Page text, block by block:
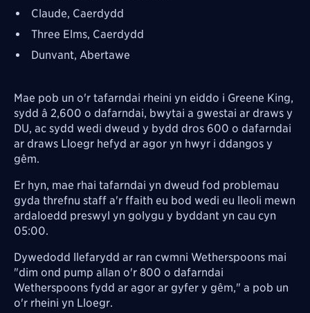
Claude, Caerdydd
Three Elms, Caerdydd
Dunvant, Abertawe
Mae pob un o'r tafarndai rheini yn eiddo i Greene King,
sydd â 2,600 o dafarndai, bwytai a gwestai ar draws y
DU, ac sydd wedi dweud y bydd dros 600 o dafarndai
ar draws Lloegr hefyd ar agor yn hwyr i ddangos y
gêm.
Er hyn, mae rhai tafarndai yn dweud fod problemau
gyda threfnu staff a'r ffaith eu bod wedi eu lleoli mewn
ardaloedd preswyl yn golygu y byddant yn cau cyn
05:00.
Dywedodd llefarydd ar ran cwmni Wetherspoons mai
"dim ond pump allan o'r 800 o dafarndai
Wetherspoons fydd ar agor ar gyfer y gêm," a pob un
o'r rheini yn Lloegr.